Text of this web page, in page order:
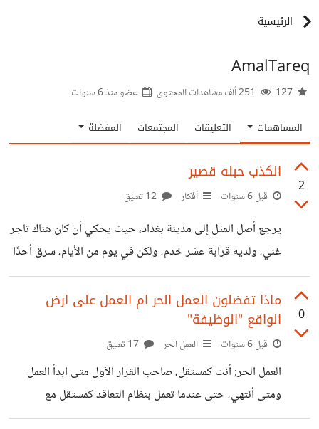
الرئيسية
AmalTareq
عضو منذ6 سنوات
المساهمات التعليقات المجتمعات المفضلة
2
الكذب حبله قصير
قبل 6 سنوات أفكار
يرجع أصل المثل إلى مدينة بغداد، حيث يحكي أن كان هناك تاجر
غني، ولديه قرابة عشر خدم، ولكن في يوم من الأيام، سرق أحدًا
منه كيسا من النقود كان بداخله ألف دينار، وأخذ التاجر يفكر
طويلا، عن طريقة تكشف له السارق، إلى أن توصل إلى حيلة ذكية
ساعدته على كشف الحقيقة، حيث أنه أعطي كل خادم حبل طوله
سنتيميترات، لذا أمرهم جميعا أن يأتوا إليه غدًا في الصباح الباكر،
0
ماذا تفضلون العمل الحر ام العمل على ارض
الواقع "الوظيفة"
قبل 6 سنوات العمل الحر
العمل الحر: أنت كمستقل، صاحب القرار الأول متى ابدأ العمل
ومتى أنتهي، حتى عندما تعمل بنظام التعاقد كمستقل مع
مؤسسات، فإنك تتفق مع مدير الشركة أو مسؤول ما على وقت